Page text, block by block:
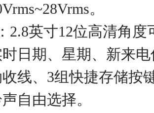
。
2.8英寸12位高清角
日期、星期、新来
线、3组快捷存储按
自由选择。